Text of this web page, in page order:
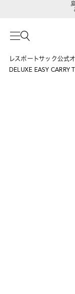
レスポートサック公式
DELUXE EASY CARRY